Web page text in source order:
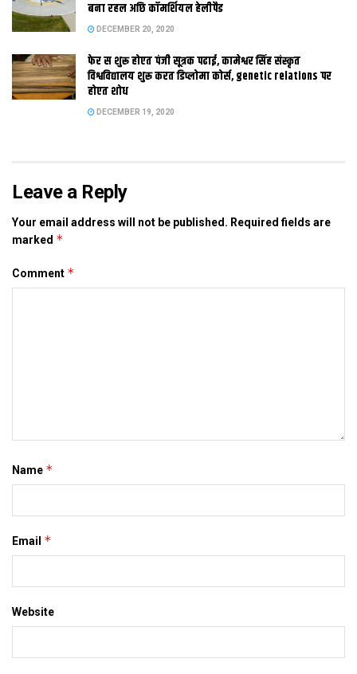
Tags: Bihar
बना रहल अछि कॉमर्शियल हेलीपैड
DECEMBER 20, 2020
फेर स शुरू होएत पंजी सूत्रक पढाई, कामेश्वर सिंह संस्कृत
विश्वविद्यालय शुरू करत डिप्लोमा कोर्स, genetic relations पर
होएत शोध
DECEMBER 19, 2020
Leave a Reply
Your email address will not be published. Required fields are
marked *
Comment *
Name *
Email *
Website